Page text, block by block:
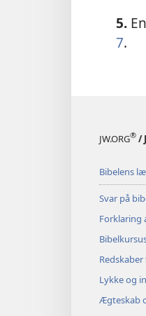
5.
7.
JW.ORG® /
Bibelens
Svar på
Forklaring
Lykke og
Ægteskab